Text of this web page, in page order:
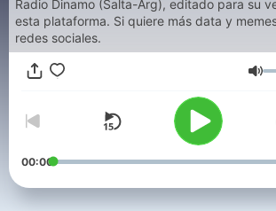
Radio Dinamo (Salta-Arg), editado para su
esta plataforma. Si quiere más data y
redes sociales.
00:00